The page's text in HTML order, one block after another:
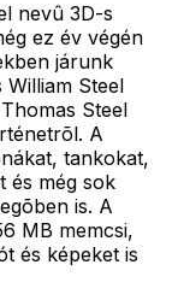
nevû 3D-s
ez év végén
járunk
Steel
Steel
A
tankokat,
és még sok
is. A
MB memcsi,
és képeket is